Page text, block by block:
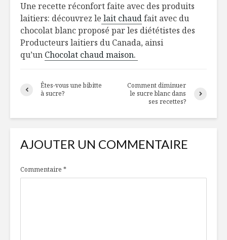
Une recette réconfort faite avec des produits
laitiers: découvrez le lait chaudfait avec du
chocolat blanc proposé par les diététistes des
Producteurs laitiers du Canada, ainsi
qu’un Chocolat chaud maison.
Êtes-vous une bibitte
à sucre?
Comment diminuer
le sucre blanc dans
ses recettes?
AJOUTER UN COMMENTAIRE
Commentaire *